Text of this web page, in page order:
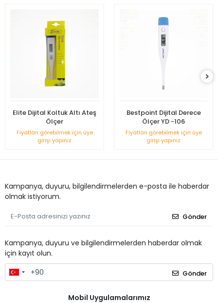
Elite Dijital Koltuk Altı Ateş
Ölçer
Fiyatları görebilmek için üye
girişi yapınız
Bestpoint Dijital Derece
Ölçer YD -106
Fiyatları görebilmek için üye
girişi yapınız
Kampanya, duyuru, bilgilendirmelerden e-posta ile haberdar
olmak istiyorum.
Gönder
Kampanya, duyuru ve bilgilendirmelerden haberdar olmak
için kayıt olun.
Gönder
Mobil Uygulamalarımız